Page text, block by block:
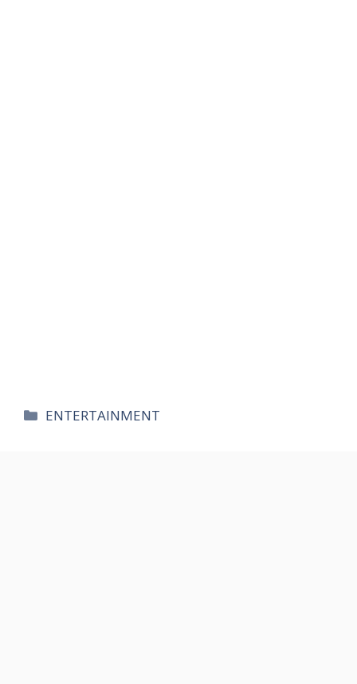
카
ENTERTAINMENT